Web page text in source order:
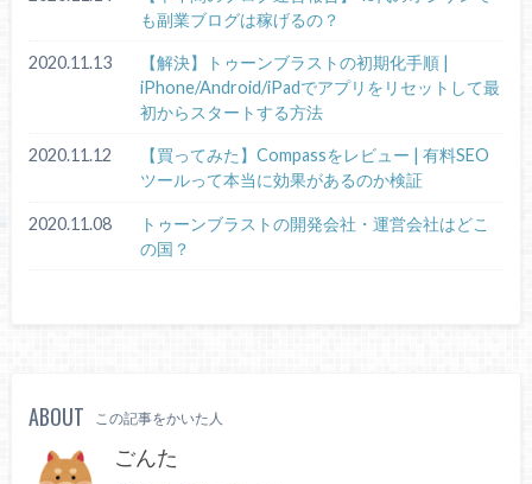
も副業ブログは稼げるの？
2020.11.13
【解決】トゥーンブラストの初期化手順 |
iPhone/Android/iPadでアプリをリセットして最
初からスタートする方法
2020.11.12
【買ってみた】Compassをレビュー | 有料SEO
ツールって本当に効果があるのか検証
2020.11.08
トゥーンブラストの開発会社・運営会社はどこ
の国？
ABOUT この記事をかいた人
ごんた